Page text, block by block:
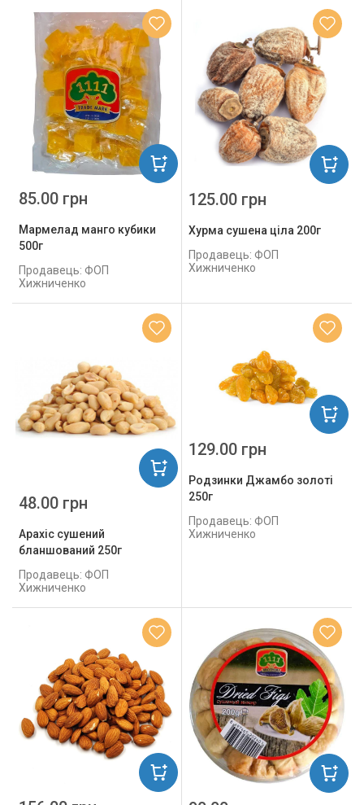
Мармелад манго кубики
500г
Продавець: ФОП
Хижниченко
85.00 грн
Хурма сушена ціла 200г
Продавець: ФОП
Хижниченко
125.00 грн
Арахіс сушений
бланшований 250г
Продавець: ФОП
Хижниченко
48.00 грн
Родзинки Джамбо золоті
250г
Продавець: ФОП
Хижниченко
129.00 грн